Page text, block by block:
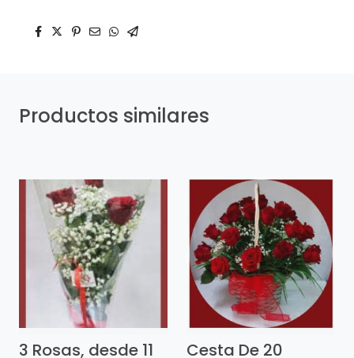
Productos similares
3 Rosas, desde 11
Cesta De 20